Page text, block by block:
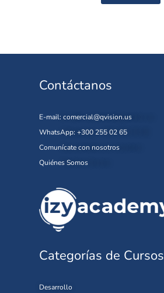
Contáctanos
E-mail: comercial@qvision.us
WhatsApp: +300 255 02 65
Comunícate con nosotros
Quiénes Somos
Categorías de Cursos
Desarrollo